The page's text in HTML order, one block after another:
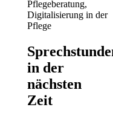
Pflegeberatung,
Digitalisierung in der
Pflege
in der
nächsten
Zeit